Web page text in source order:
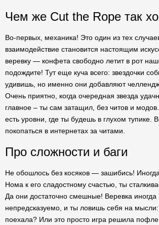
Чем же Cut the Rope так
Во-первых, механика! Это один из тех
взаимодействие становится настоящим
веревку — конфета свободно летит в рот
подождите! Тут еще куча всего: звездочки
удивишь, но именно они добавляют
Очень приятно, когда очередная звезда
главное – ты сам затащил, без читов и
есть уровни, где ты будешь в глухом тупике.
покопаться в интернетах за читами.
Про сложности и баги
Не обошлось без косяков — зашибись!
Нома к его сладостному счастью, ты
Да они достаточно смешные! Веревка иногда
непредсказуемо, и ты ловишь себя на
поехала? Или это просто игра решила